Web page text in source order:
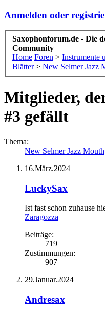
Anmelden oder
Saxophonforum.de - Die
Community
Home Foren > Instrumente
Blätter > New Selmer Jazz
Mitglieder,
#3 gefällt
Thema:
New Selmer Jazz
16.März.2024
LuckySax
Ist fast schon zuhause
Zaragozza
Beiträge:
719
Zustimmungen:
907
29.Januar.2024
Andresax